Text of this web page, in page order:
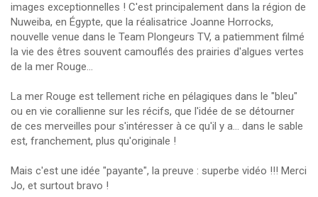
images exceptionnelles ! C'est principalement dans la région de
Nuweiba, en Égypte, que la réalisatrice Joanne Horrocks,
nouvelle venue dans le Team Plongeurs TV, a patiemment filmé
la vie des êtres souvent camouflés des prairies d'algues vertes
de la mer Rouge...
La mer Rouge est tellement riche en pélagiques dans le "bleu"
ou en vie corallienne sur les récifs, que l'idée de se détourner
de ces merveilles pour s'intéresser à ce qu'il y a... dans le sable
est, franchement, plus qu'originale !
Mais c'est une idée "payante", la preuve : superbe vidéo !!! Merci
Jo, et surtout bravo !